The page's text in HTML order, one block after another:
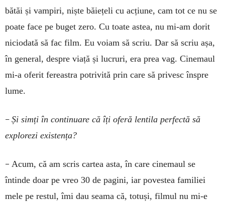
bătăi și vampiri, niște băiețeli cu acțiune, cam tot ce nu se
poate face pe buget zero. Cu toate astea, nu mi-am dorit
niciodată să fac film. Eu voiam să scriu. Dar să scriu așa,
în general, despre viață și lucruri, era prea vag. Cinemaul
mi-a oferit fereastra potrivită prin care să privesc înspre
lume.
– Și simți în continuare că îți oferă lentila perfectă să
explorezi existența?
– Acum, că am scris cartea asta, în care cinemaul se
întinde doar pe vreo 30 de pagini, iar povestea familiei
mele pe restul, îmi dau seama că, totuși, filmul nu mi-e